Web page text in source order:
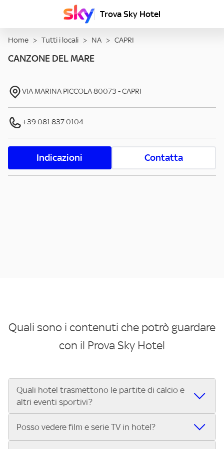
Trova Sky Hotel
Home > Tutti i locali > NA > CAPRI
CANZONE DEL MARE
VIA MARINA PICCOLA80073 -CAPRI
+39 081 837 0104
Indicazioni Contatta
Quali sono i contenuti che potrò guardare
con il Prova Sky Hotel
Quali hotel trasmettono le partite di calcio e
altri eventi sportivi?
Se cerchi un hotel dove poter vedere le partite di Serie A,
Posso vedere film e serie TV in hotel?